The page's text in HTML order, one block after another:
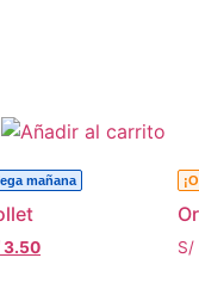
mañana
3.50 S/